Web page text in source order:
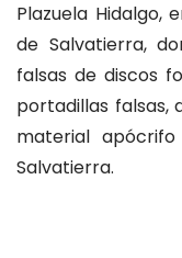
Plazuela Hidalgo,
de Salvatierra,
falsas de discos
portadillas falsas,
material
Salvatierra.